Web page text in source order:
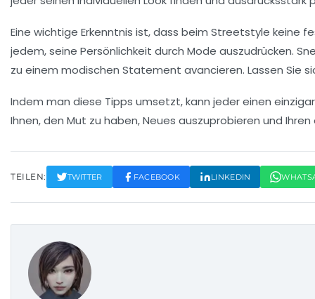
Eine wichtige Erkenntnis ist, dass beim Streetstyle keine
jedem, seine Persönlichkeit durch Mode auszudrücken.
zu einem modischen Statement avancieren. Lassen Sie
Indem man diese Tipps umsetzt, kann jeder einen
Ihnen, den Mut zu haben, Neues auszuprobieren und
TEILEN: TWITTER FACEBOOK LINKEDIN